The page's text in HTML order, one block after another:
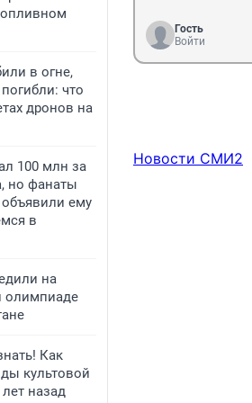
в огне,
что
дронов на
100 млн за
но фанаты
ему
в
на
олимпиаде
Как
культовой
назад
Гость
Войти
Новости СМИ2